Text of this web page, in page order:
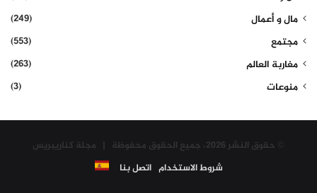
مال و أعمال
(249)
مجتمع
(553)
مغاربة العالم
(263)
منوعات
(3)
© حقوق النشر 2026، جميع الحقوق محفوظة | مجلة كناريبريس
شروط الاستخدام اتصل بنا